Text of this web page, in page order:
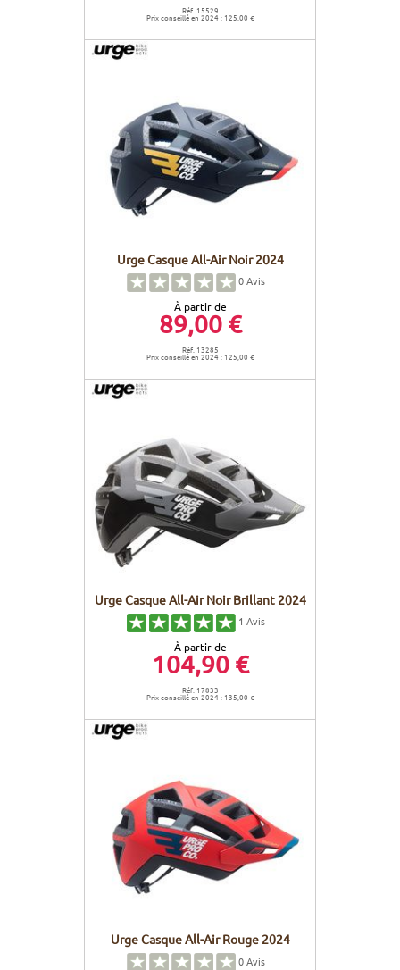
Réf. 15529
Prix conseillé en 2024 : 125,00 €
Urge Casque All-Air Noir 2024
0Avis
À partir de
89,00 €
Réf. 13285
Prix conseillé en 2024 : 125,00 €
Urge Casque All-Air Noir Brillant 2024
1 Avis
À partir de
104,90 €
Réf. 17833
Prix conseillé en 2024 : 135,00 €
Urge Casque All-Air Rouge 2024
0Avis